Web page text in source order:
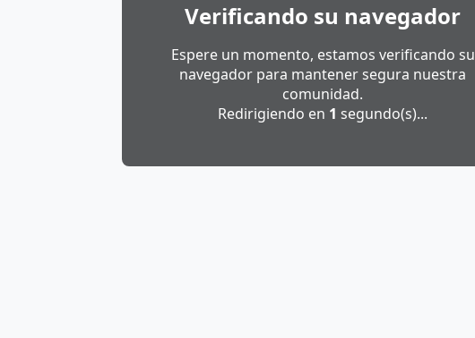
Verificando su navegador
Espere un momento, estamos verificando su
navegador para mantener segura nuestra
comunidad.
Redirigiendo en 1 segundo(s)...